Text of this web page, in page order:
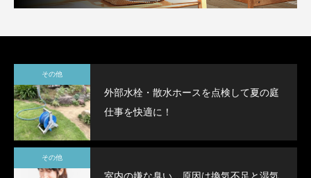
その他
外部水栓・散水ホースを点検して夏の庭
仕事を快適に！
その他